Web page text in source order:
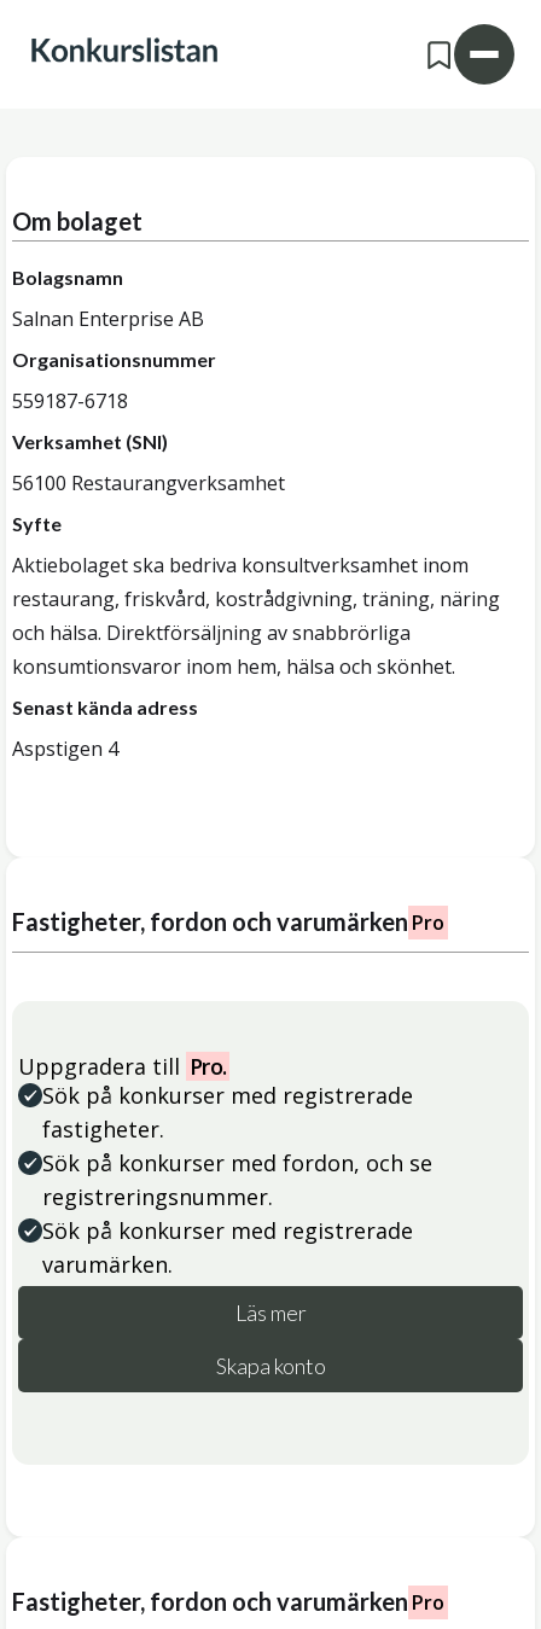
Om bolaget
Bolagsnamn
Salnan Enterprise AB
Organisationsnummer
559187-6718
Verksamhet (SNI)
56100 Restaurangverksamhet
Syfte
Aktiebolaget ska bedriva konsultverksamhet inom
restaurang, friskvård, kostrådgivning, träning, näring
och hälsa. Direktförsäljning av snabbrörliga
konsumtionsvaror inom hem, hälsa och skönhet.
Senast kända adress
Aspstigen 4
Fastigheter, fordon och varumärken Pro
Uppgradera till Pro.
Sök på konkurser med registrerade
fastigheter.
Sök på konkurser med fordon, och se
registreringsnummer.
Sök på konkurser med registrerade
varumärken.
Läs mer
Skapa konto
Fastigheter, fordon och varumärken Pro